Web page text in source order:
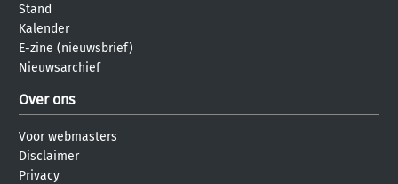
Stand
Kalender
E-zine (nieuwsbrief)
Nieuwsarchief
Over ons
Voor webmasters
Disclaimer
Privacy